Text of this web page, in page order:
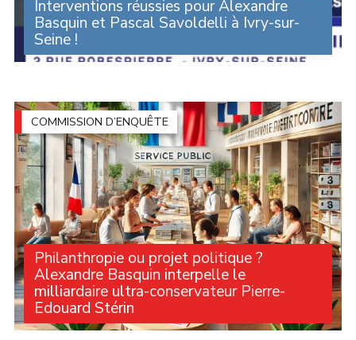
Interventions réussies pour Alexandre
Basquin et Pascal Savoldelli à Ivry-sur-
Seine !
Alexandre Basquin était conférence au côté du
son livre "Numérique : Stop à l’exploitation !" Les (...)
COMMISSION D’ENQUÊTE
Philanthropie ou projet politique ?
Alexandre Basquin interpelle le
milliardaire ultra-conservateur Pierre-
Edouard Stérin
La commission d’enquête sénatoriale, dont Alexandre